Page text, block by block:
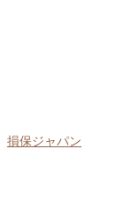
損保ジャパン